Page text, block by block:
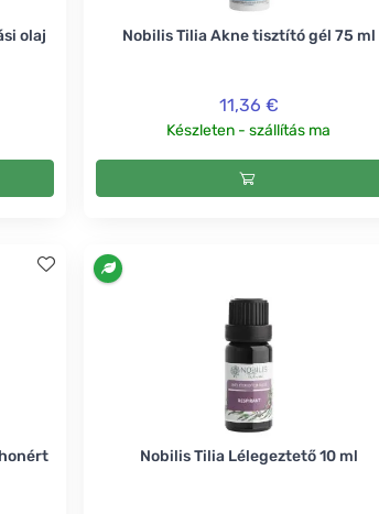
olaj
Nobilis Tilia Akne tisztító gél 75 ml
11,36 €
Készleten - szállítás ma
Nobilis Tilia Lélegeztető 10 ml